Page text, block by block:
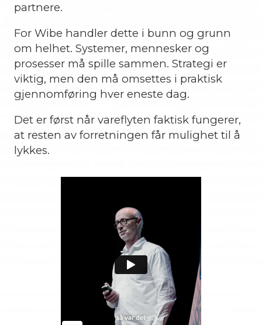
partnere.
For Wibe handler dette i bunn og grunn
om helhet. Systemer, mennesker og
prosesser må spille sammen. Strategi er
viktig, men den må omsettes i praktisk
gjennomføring hver eneste dag.
Det er først når vareflyten faktisk fungerer,
at resten av forretningen får mulighet til å
lykkes.